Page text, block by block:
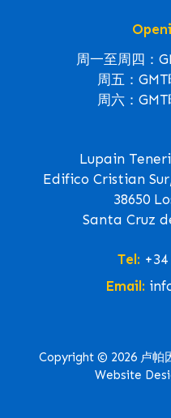
周一至周四：
周五：
周六：
Lupain
Edifico Cristian
38650
Santa Cruz
Tel:
Email:
Copyright © 2026 卢帕
Website